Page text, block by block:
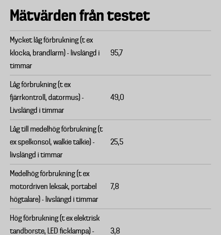
Mätvärden från testet
Mycket låg förbrukning (t ex
klocka, brandlarm) - livslängd i
timmar
95,7
Låg förbrukning (t ex
fjärrkontroll, datormus) -
Livslängd i timmar
49,0
Låg till medelhög förbrukning (t
ex spelkonsol, walkie talkie) -
livslängd i timmar
25,5
Medelhög förbrukning (t ex
motordriven leksak, portabel
högtalare) - livslängd i timmar
7,8
Hög förbrukning (t ex elektrisk
tandborste, LED ficklampa) -
3,8